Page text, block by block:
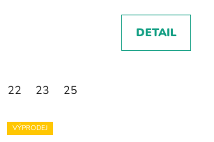
DETAIL
22 23 25
VÝPRODEJ